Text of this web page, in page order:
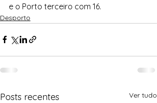
e o Porto terceiro com 16.
Desporto
Posts recentes Ver tudo